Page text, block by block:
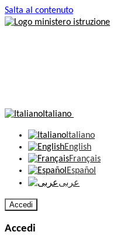
Salta al contenuto
Italiano
Italiano
English
Français
Español
عربى
Accedi
Accedi